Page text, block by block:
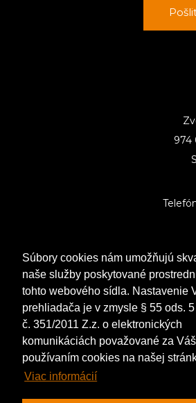
Súbory cookies nám umožňujú
naše služby poskytované
tohto webového sídla. Nastavenie
prehliadača je v zmysle § 55 ods.
č. 351/2011 Z.z. o elektronických
komunikáciách považované za
používaním cookies na našej
Viac informácií
974
Podmienky ochrany súkromia|
–
Cookies Formulár pre